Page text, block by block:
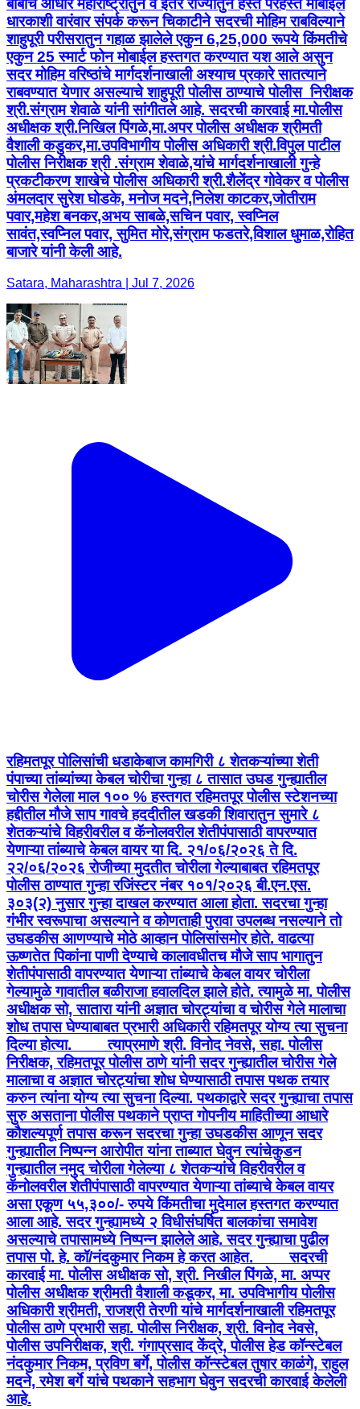
बाबीचे आधारे महाराष्ट्रातुन व इतर राज्यातुन हस्ते परहस्ते मोबाईल
धारकाशी वारंवार संपर्क करून चिकाटीने सदरची मोहिम राबविल्याने
शाहुपूरी परीसरातुन गहाळ झालेले एकुन 6,25,000 रूपये किंमतीचे
एकुन 25 स्मार्ट फोन मोबाईल हस्तगत करण्यात यश आले असुन
सदर मोहिम वरिष्ठांचे मार्गदर्शनाखाली अश्याच प्रकारे सातत्याने
राबवण्यात येणार असल्याचे शाहुपूरी पोलीस ठाण्याचे पोलीस ‍ निरीक्षक
श्री.संग्राम शेवाळे यांनी सांगीतले आहे. सदरची कारवाई मा.पोलीस
अधीक्षक श्री.निखिल पिंगळे,मा.अपर पोलीस अधीक्षक श्रीमती
वैशाली कडुकर,मा.उपविभागीय पोलीस अधिकारी श्री.विपुल पाटील
पोलीस निरीक्षक श्री .संग्राम शेवाळे,यांचे मार्गदर्शनाखाली गुन्हे
प्रकटीकरण शाखेचे पोलीस अधिकारी श्री.शैलेंद्र गोवेकर व पोलीस
अंमलदार सुरेश घोडके, मनोज मदने,निलेश काटकर,जोतीराम
पवार,महेश बनकर,अभय साबळे,सचिन पवार, स्वप्निल
सावंत,स्वप्निल पवार, सुमित मोरे,संग्राम फडतरे,विशाल धुमाळ,रोहित
बाजारे यांनी केली आहे.
Satara, Maharashtra | Jul 7, 2026
रहिमतपूर पोलिसांची धडाकेबाज कामगिरी ८ शेतकऱ्यांच्या शेती
पंपाच्या तांब्यांच्या केबल चोरीचा गुन्हा ८ तासात उघड गुन्ह्यातील
चोरीस गेलेला माल १०० % हस्तगत रहिमतपूर पोलीस स्टेशनच्या
हद्दीतील मौजे साप गावचे हददीतील खडकी शिवारातुन सुमारे ८
शेतकऱ्यांचे विहरीवरील व कॅनोलवरील शेतीपंपासाठी वापरण्यात
येणाऱ्या तांब्याचे केबल वायर या दि. २१/०६/२०२६ ते दि.
२२/०६/२०२६ रोजीच्या मुदतीत चोरीला गेल्याबाबत रहिमतपूर
पोलीस ठाण्यात गुन्हा रजिंस्टर नंबर १०१/२०२६ बी.एन.एस.
३०३(२) नुसार गुन्हा दाखल करण्यात आला होता. सदरचा गुन्हा
गंभीर स्वरूपाचा असल्याने व कोणताही पुरावा उपलब्ध नसल्याने तो
उघडकीस आणण्याचे मोठे आव्हान पोलिसांसमोर होते. वाढत्या
ऊष्णतेत पिकांना पाणी देण्याचे कालावधीतच मौजे साप भागातुन
शेतीपंपासाठी वापरण्यात येणाऱ्या तांब्याचे केबल वायर चोरीला
गेल्यामुळे गावातील बळीराजा हवालदिल झाले होते. त्यामुळे मा. पोलीस
अधीक्षक सो, सातारा यांनी अज्ञात चोरट्यांचा व चोरीस गेले मालाचा
शोध तपास घेण्याबाबत प्रभारी अधिकारी रहिमतपूर योग्य त्या सुचना
दिल्या होत्या. त्याप्रमाणे श्री. विनोद नेवसे, सहा. पोलीस
निरीक्षक, रहिमतपूर पोलीस ठाणे यांनी सदर गुन्ह्यातील चोरीस गेले
मालाचा व अज्ञात चोरट्यांचा शोध घेण्यासाठी तपास पथक तयार
करुन त्यांना योग्य त्या सुचना दिल्या. पथकाद्वारे सदर गुन्ह्याचा तपास
सुरु असताना पोलीस पथकाने प्राप्त गोपनीय माहितीच्या आधारे
कौशल्यपूर्ण तपास करून सदरचा गुन्हा उघडकीस आणून सदर
गुन्ह्यातील निष्पन्न आरोपीत यांना ताब्यात घेवुन त्यांचेकुडन
गुन्ह्यातील नमुद चोरीला गेलेल्या ८ शेतकऱ्यांचे विहरीवरील व
कॅनोलवरील शेतीपंपासाठी वापरण्यात येणाऱ्या तांब्याचे केबल वायर
असा एकूण ५५,३००/- रुपये किंमतीचा मुदेमाल हस्तगत करण्यात
आला आहे. सदर गुन्ह्यामध्ये २ विधीसंघर्षित बालकांचा समावेश
असल्याचे तपासामध्ये निष्पन्न झालेले आहे. सदर गुन्ह्याचा पुढील
तपास पो. हे. कॉ/नंदकुमार निकम हे करत आहेत. सदरची
कारवाई मा. पोलीस अधीक्षक सो, श्री. निखील पिंगळे, मा. अप्पर
पोलीस अधीक्षक श्रीमती वैशाली कडूकर, मा. उपविभागीय पोलीस
अधिकारी श्रीमती, राजश्री तेरणी यांचे मार्गदर्शनाखाली रहिमतपूर
पोलीस ठाणे प्रभारी सहा. पोलीस निरीक्षक, श्री. विनोद नेवसे,
पोलीस उपनिरीक्षक, श्री. गंगाप्रसाद केंद्रे, पोलीस हेड कॉन्स्टेबल
नंदकुमार निकम, प्रविण बर्गे, पोलीस कॉन्स्टेबल तुषार काळंगे, राहुल
मदने, रमेश बर्गे यांचे पथकाने सहभाग घेवुन सदरची कारवाई केलेली
आहे.